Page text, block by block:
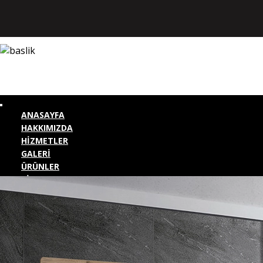
ANASAYFA
HAKKIMIZDA
HİZMETLER
GALERİ
ÜRÜNLER
BİZE ULAŞIN
KURUMSAL GİRİŞ